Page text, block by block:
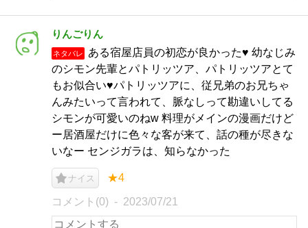
りんごりん
ネタバレ
ある宿屋店員の初恋が良かった♥ 幼なじみ
のシモン先輩とパトリッツア、パトリッツアとて
もお似合い♥パトリッツアに、従兄弟のお兄ちゃ
んみたいって言われて、脈なしって勘違いしてる
シモンが可愛いのねw 料理がメインの漫画だけど
ー居酒屋だけに色々な客が来て、話の種が尽きな
いなー センジガラは、知らなかった
ナイス ★4
コメント(0) 2023/07/21